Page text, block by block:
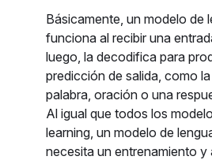
Básicamente, un modelo de
funciona al recibir una
luego, la decodifica para
predicción de salida, como
palabra, oración o una
Al igual que todos los
learning, un modelo de
necesita un entrenamiento y